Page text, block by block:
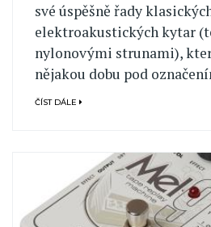
své úspěšně řady
elektroakustických kytar
nylonovými strunami),
nějakou dobu pod
ČÍST DÁLE